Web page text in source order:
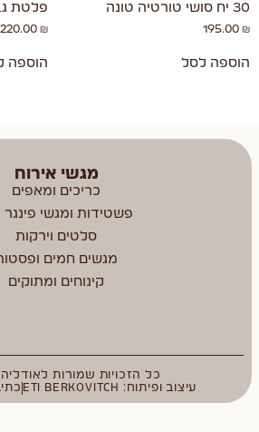
30 יח סושי טורטיה טונה
195.00 ₪
הוספה לסל
פלטת
220.00₪
הוספה
מגשי אירוח
כריכים ומאפים
פשטידות ומגשי פינגר
סלטים וירקות
מגשים חמים
קינוחים ומתוקים
כל הזכויות שמורות לאודליה
עיצוב ופיתוח: ETI BERKOVITCH